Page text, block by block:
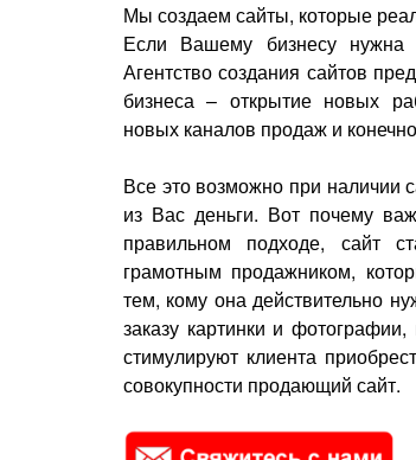
Мы создаем сайты, которые
Если Вашему бизнесу нужна
Агентство создания сайтов
бизнеса – открытие новых
новых каналов продаж и
Все это возможно при наличии
из Вас деньги. Вот почему
правильном подходе, сайт
грамотным продажником,
тем, кому она действительно
заказу картинки и
стимулируют клиента
совокупности продающий сайт.